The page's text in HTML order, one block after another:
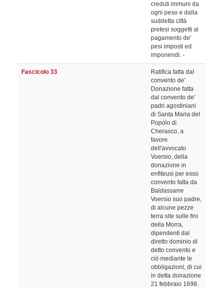
creduti immuni da
ogni peso e dalla
suddetta città
pretesi soggetti al
pagamento de'
pesi imposti ed
imponendi. -
Fascicolo 33
Ratifica fatta dal
convento de'
Donazione fatta
dal convento de'
padri agostiniani
di Santa Maria del
Popolo di
Cherasco, a
favore
dell'avvocato
Voersio, della
donazione in
enfiteusi per esso
convento fatta da
Baldassarre
Voersio suo padre,
di alcune pezze
terra site sulle fini
della Morra,
dipendenti dal
diretto dominio di
detto convento e
ciò mediante le
obbligazioni, di cui
in detta donazione
21 febbraio 1698.